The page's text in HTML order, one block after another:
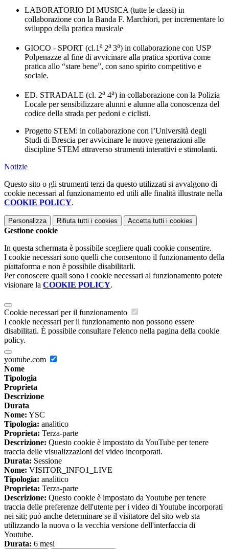
LABORATORIO DI MUSICA (tutte le classi) in
collaborazione con la Banda F. Marchiori, per incrementare lo
sviluppo della pratica musicale
GIOCO - SPORT (cl.1 a 2a 3a) in collaborazione con USP
Polpenazze al fine di avvicinare alla pratica sportiva come
pratica allo “stare bene”, con sano spirito competitivo e
sociale.
ED. STRADALE (cl. 2a 4a) in collaborazione con la Polizia
Locale per sensibilizzare alunni e alunne alla conoscenza del
codice della strada per pedoni e ciclisti.
Progetto STEM: in collaborazione con l’Università degli
Studi di Brescia per avvicinare le nuove generazioni alle
discipline STEM attraverso strumenti interattivi e stimolanti.
Notizie
Questo sito o gli strumenti terzi da questo utilizzati si avvalgono di
cookie necessari al funzionamento ed utili alle finalità illustrate nella
COOKIE POLICY.
Personalizza Rifiuta tutti i cookies Accetta tutti i cookies
Gestione cookie
In questa schermata è possibile scegliere quali cookie consentire.
I cookie necessari sono quelli che consentono il funzionamento della
piattaforma e non è possibile disabilitarli.
Per conoscere quali sono i cookie necessari al funzionamento potete
visionare la COOKIE POLICY.
Cookie necessari per il funzionamento
I cookie necessari per il funzionamento non possono essere
disabilitati. È possibile consultare l'elenco nella pagina della cookie
policy.
youtube.com
Nome
Tipologia
Proprieta
Descrizione
Durata
Nome: YSC
Tipologia: analitico
Proprieta: Terza-parte
Descrizione: Questo cookie è impostato da YouTube per tenere
traccia delle visualizzazioni dei video incorporati.
Durata: Sessione
Nome: VISITOR_INFO1_LIVE
Tipologia: analitico
Proprieta: Terza-parte
Descrizione: Questo cookie è impostato da Youtube per tenere
traccia delle preferenze dell'utente per i video di Youtube incorporati
nei siti; può anche determinare se il visitatore del sito web sta
utilizzando la nuova o la vecchia versione dell'interfaccia di
Youtube.
Durata: 6 mesi